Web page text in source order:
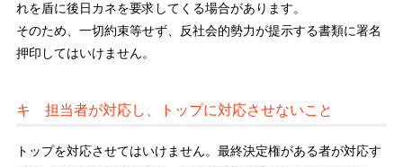
れを盾に後日カネを要求してくる場合があります。
そのため、一切約束等せず、反社会的勢力が提示する書類に署名
押印してはいけません。
キ 担当者が対応し、トップに対応させないこと
トップを対応させてはいけません。最終決定権がある者が対応す